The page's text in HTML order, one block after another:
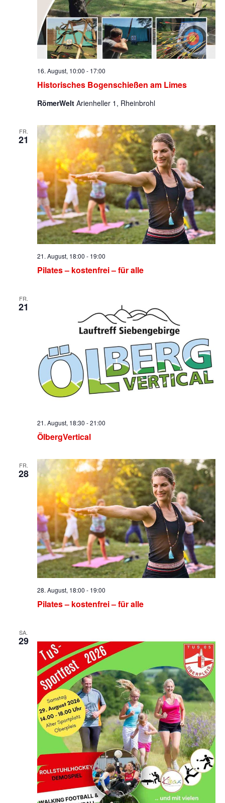
Historisches Bogenschießen am Limes
16. August, 10:00 - 17:00
RömerWelt Arienheller 1, Rheinbrohl
FR.
21
Pilates – kostenfrei – für alle
21. August, 18:00 - 19:00
FR.
21
ÖlbergVertical
21. August, 18:30 -21:00
FR.
28
Pilates – kostenfrei – für alle
28. August, 18:00 - 19:00
SA.
29